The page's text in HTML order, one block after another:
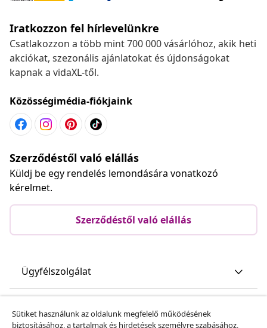
Iratkozzon fel hírlevelünkre
Csatlakozzon a több mint 700 000 vásárlóhoz, akik heti
akciókat, szezonális ajánlatokat és újdonságokat
kapnak a vidaXL-től.
Közösségimédia-fiókjaink
Szerződéstől való elállás
Küldj be egy rendelés lemondására vonatkozó
kérelmet.
Szerződéstől való elállás
Ügyfélszolgálat
Sütiket használunk az oldalunk megfelelő működésének
biztosításához, a tartalmak és hirdetések személyre szabásához,